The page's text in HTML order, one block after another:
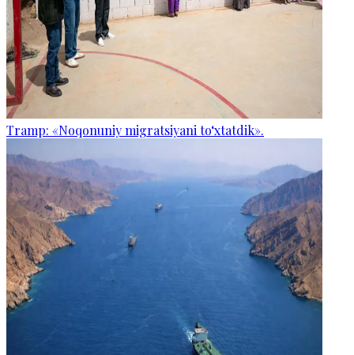
Tramp: «Noqonuniy migratsiyani to‘xtatdik».